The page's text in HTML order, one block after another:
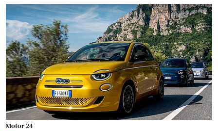
Motor 24